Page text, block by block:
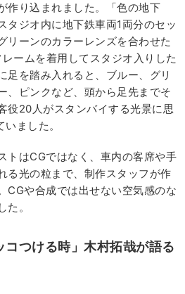
作り込まれました。「色の地下
タジオ内に地下鉄車両1両分のセッ
リーンのカラーレンズを合わせた
ームを着用してスタジオ入りした
足を踏み入れると、ブルー、グリ
、ピンクなど、頭から足先までそ
役20人がスタンバイする光景に思
ました。
トはCGではなく、車内の客席や手
る光の粒まで、制作スタッフが作
CGや合成では出せない空気感のな
。
つける時」木村拓哉が語る